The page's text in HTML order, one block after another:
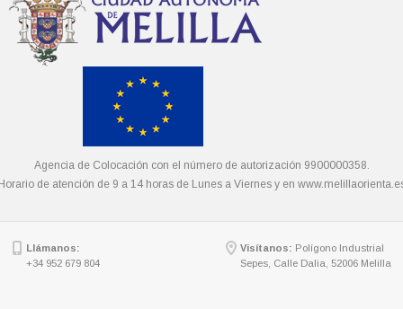
Agencia de Colocación con el número de autorización 9900000358.
de atención de 9 a 14 horas de Lunes a Viernes y en
Llámanos:
+34 952 679 804
Visítanos: Polígono Industrial
Sepes, Calle Dalia, 52006 Melilla